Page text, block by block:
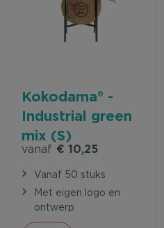
Kokodama® -
Industrial green
mix (S)
vanaf € 10,25
Vanaf 50 stuks
Met eigen logo en
ontwerp